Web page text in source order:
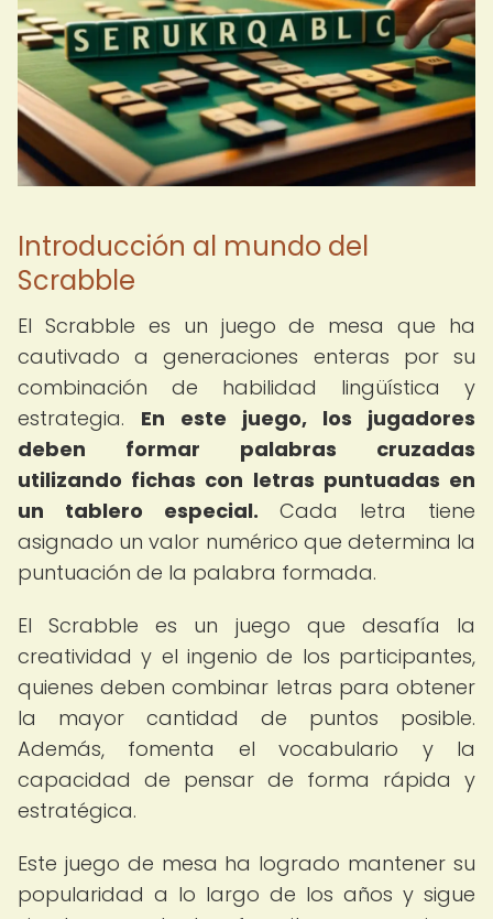
Introducción al mundo del
Scrabble
El Scrabble es un juego de mesa que ha
cautivado a generaciones enteras por su
combinación de habilidad lingüística y
estrategia. En este juego, los jugadores
deben formar palabras cruzadas
utilizando fichas con letras puntuadas en
un tablero especial. Cada letra tiene
asignado un valor numérico que determina la
puntuación de la palabra formada.
El Scrabble es un juego que desafía la
creatividad y el ingenio de los participantes,
quienes deben combinar letras para obtener
la mayor cantidad de puntos posible.
Además, fomenta el vocabulario y la
capacidad de pensar de forma rápida y
estratégica.
Este juego de mesa ha logrado mantener su
popularidad a lo largo de los años y sigue